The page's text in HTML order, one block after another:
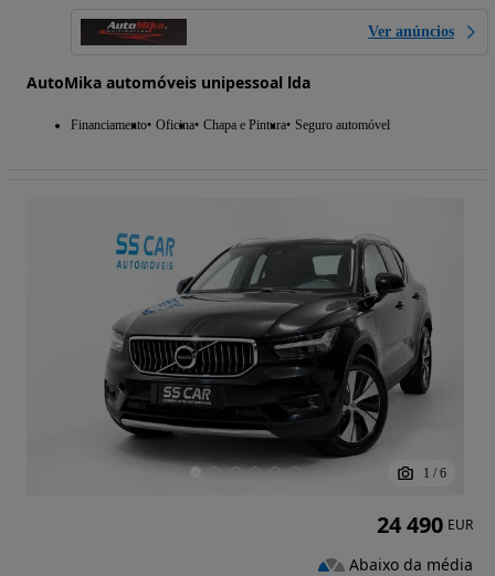
Ver anúncios
AutoMika automóveis unipessoal lda
Financiamento Oficina Chapa e Pintura Seguro automóvel
1 / 6
24 490 EUR
Abaixo da média